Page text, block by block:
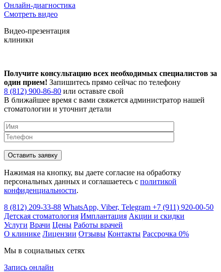
Онлайн-диагностика
Смотреть видео
Видео-презентация
клиники
Получите консультацию всех необходимых специалистов за
один прием! Запишитесь прямо сейчас по телефону
8 (812) 900-86-80 или оставьте свой
В ближайшее время с вами свяжется администратор нашей
стоматологии и уточнит детали
Нажимая на кнопку, вы даете согласие на обработку
персональных данных и соглашаетесь c политикой
конфиденциальности.
8 (812) 209-33-88 WhatsApp, Viber, Telegram +7 (911) 920-00-50
Детская стоматология Имплантация Акции и скидки
Услуги Врачи Цены Работы врачей
О клинике Лицензии Отзывы Контакты Расcрочка 0%
Мы в социальных сетях
Запись онлайн